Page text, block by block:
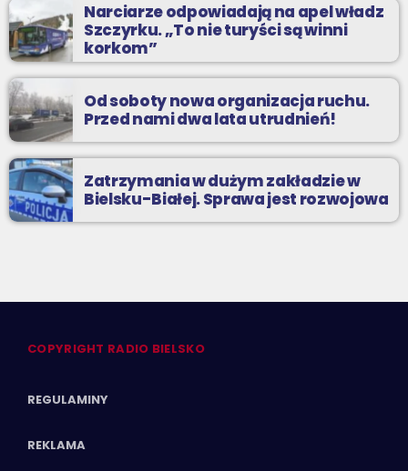
Narciarze odpowiadają na apel władz
Szczyrku. „To nie turyści są winni
korkom”
Od soboty nowa organizacja ruchu.
Przed nami dwa lata utrudnień!
Zatrzymania w dużym zakładzie w
Bielsku-Białej. Sprawa jest rozwojowa
COPYRIGHT RADIO BIELSKO
REGULAMINY
REKLAMA